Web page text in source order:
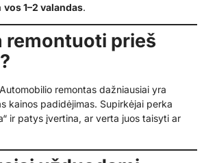
vos 1–2 valandas.
remontuoti prieš
remontas dažniausiai yra
kainos padidėjimas. Supirkėjai perka
ir patys įvertina, ar verta juos taisyti ar